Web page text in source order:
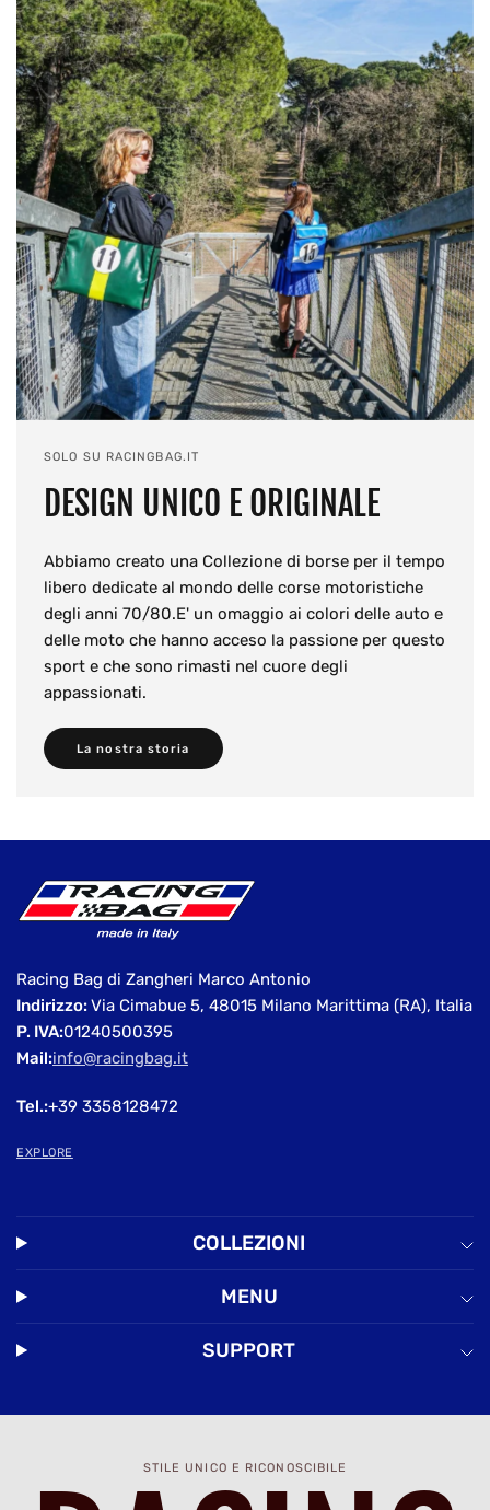
SOLO SU RACINGBAG.IT
DESIGN UNICO E ORIGINALE
Abbiamo creato una Collezione di borse per il tempo
libero dedicate al mondo delle corse motoristiche
degli anni 70/80.E' un omaggio ai colori delle auto e
delle moto che hanno acceso la passione per questo
sport e che sono rimasti nel cuore degli
appassionati.
La nostra storia
Racing Bag di Zangheri Marco Antonio
Indirizzo:Via Cimabue 5, 48015 Milano Marittima (RA), Italia
P. IVA:01240500395
Mail:info@racingbag.it
Tel.:+39 3358128472
EXPLORE
COLLEZIONI
MENU
SUPPORT
STILE UNICO E RICONOSCIBILE